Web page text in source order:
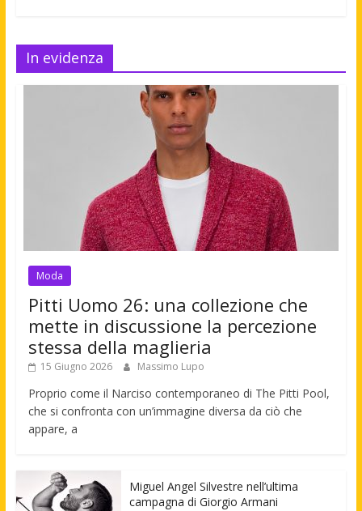
In evidenza
Moda
Pitti Uomo 26: una collezione che
mette in discussione la percezione
stessa della maglieria
15 Giugno 2026 Massimo Lupo
Proprio come il Narciso contemporaneo di The Pitti Pool,
che si confronta con un’immagine diversa da ciò che
appare, a
Miguel Angel Silvestre nell’ultima
campagna di Giorgio Armani